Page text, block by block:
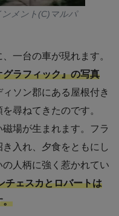
メント(C)マルパ
一台の車が現れます。
ラフィック』の写真
ィソン郡にある屋根付き
尋ねてきたのです。
場が生まれます。フラ
入れ、夕食をともにし
人柄に強く惹かれてい
チェスカとロバートは
。